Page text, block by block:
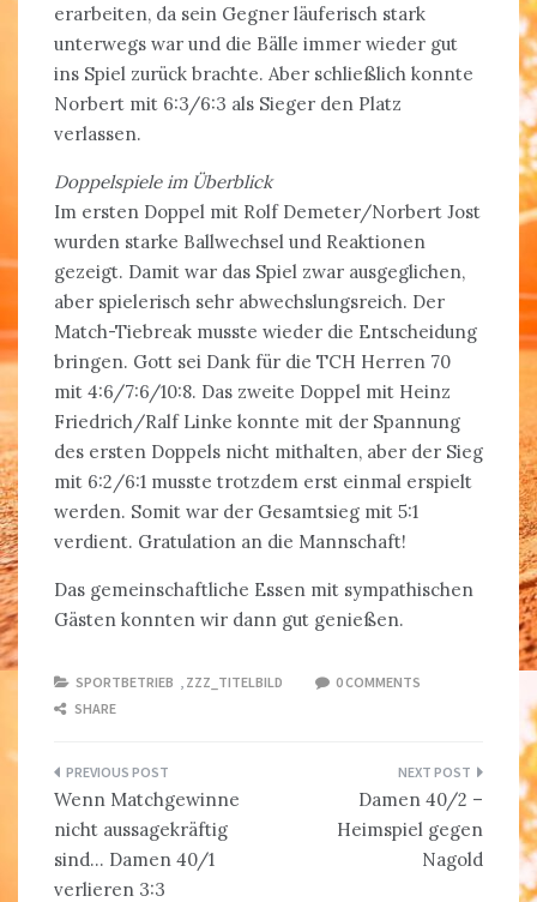
erarbeiten, da sein Gegner läuferisch stark
unterwegs war und die Bälle immer wieder gut
ins Spiel zurück brachte. Aber schließlich konnte
Norbert mit 6:3/6:3 als Sieger den Platz
verlassen.
Doppelspiele im Überblick
Im ersten Doppel mit Rolf Demeter/Norbert Jost
wurden starke Ballwechsel und Reaktionen
gezeigt. Damit war das Spiel zwar ausgeglichen,
aber spielerisch sehr abwechslungsreich. Der
Match-Tiebreak musste wieder die Entscheidung
bringen. Gott sei Dank für die TCH Herren 70
mit 4:6/7:6/10:8. Das zweite Doppel mit Heinz
Friedrich/Ralf Linke konnte mit der Spannung
des ersten Doppels nicht mithalten, aber der Sieg
mit 6:2/6:1 musste trotzdem erst einmal erspielt
werden. Somit war der Gesamtsieg mit 5:1
verdient. Gratulation an die Mannschaft!
Das gemeinschaftliche Essen mit sympathischen
Gästen konnten wir dann gut genießen.
SPORTBETRIEB ZZZ_TITELBILD
0 COMMENTS
SHARE
Beitragsnavigation
Wenn Matchgewinne
nicht aussagekräftig
sind… Damen 40/1
verlieren 3:3
Damen 40/2 –
Heimspiel gegen
Nagold